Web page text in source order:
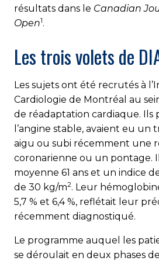
résultats dans le Canadian
Open1.
Les trois volets de
Les sujets ont été recrutés à
Cardiologie de Montréal au
de réadaptation cardiaque. Ils
l’angine stable, avaient eu
aigu ou subi récemment une
coronarienne ou un pontage.
moyenne 61 ans et un indice
de 30 kg/m2. Leur
5,7 % et 6,4 %, reflétait leur
récemment diagnostiqué.
Le programme auquel les
se déroulait en deux phases